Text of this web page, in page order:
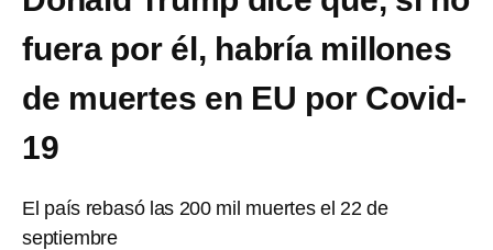
fuera por él, habría millones
de muertes en EU por Covid-
19
El país rebasó las 200 mil muertes el 22 de
septiembre